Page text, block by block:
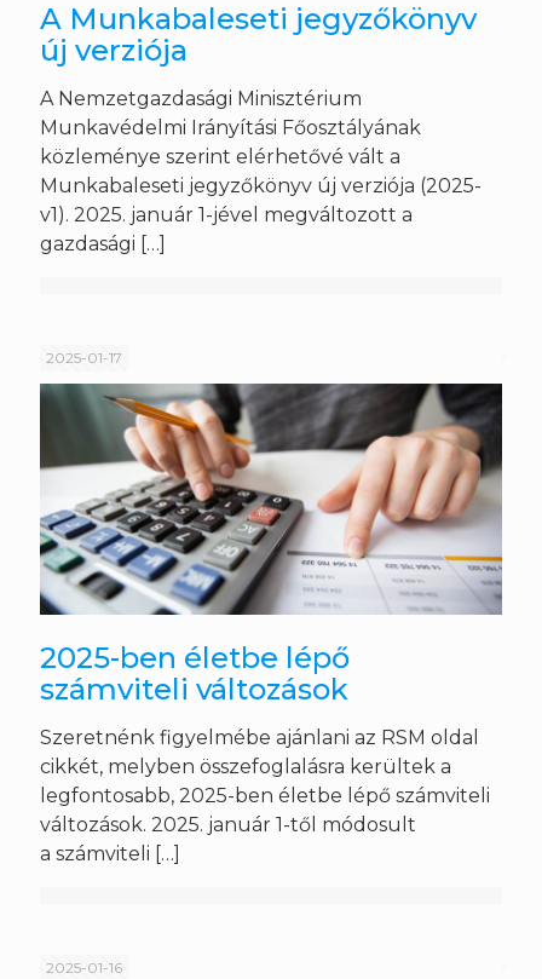
A Munkabaleseti jegyzőkönyv
új verziója
A Nemzetgazdasági Minisztérium
Munkavédelmi Irányítási Főosztályának
közleménye szerint elérhetővé vált a
Munkabaleseti jegyzőkönyv új verziója (2025-
v1). 2025. január 1-jével megváltozott a
gazdasági […]
2025-01-17
2025-ben életbe lépő
számviteli változások
Szeretnénk figyelmébe ajánlani az RSM oldal
cikkét, melyben összefoglalásra kerültek a
legfontosabb, 2025-ben életbe lépő számviteli
változások. 2025. január 1-től módosult
a számviteli […]
2025-01-16